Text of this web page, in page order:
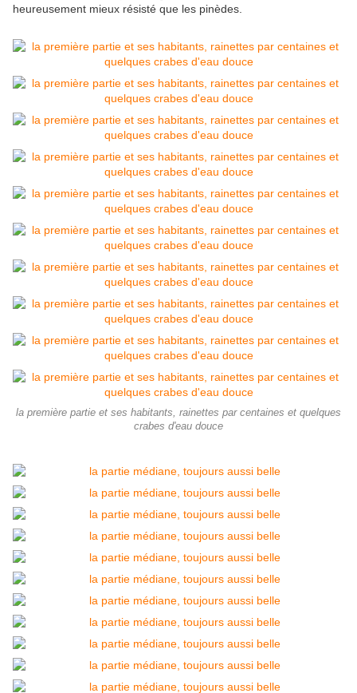
heureusement mieux résisté que les pinèdes.
la première partie et ses habitants, rainettes par centaines et quelques
crabes d'eau douce